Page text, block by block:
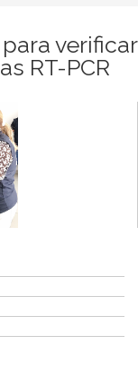
verificar
RT-PCR